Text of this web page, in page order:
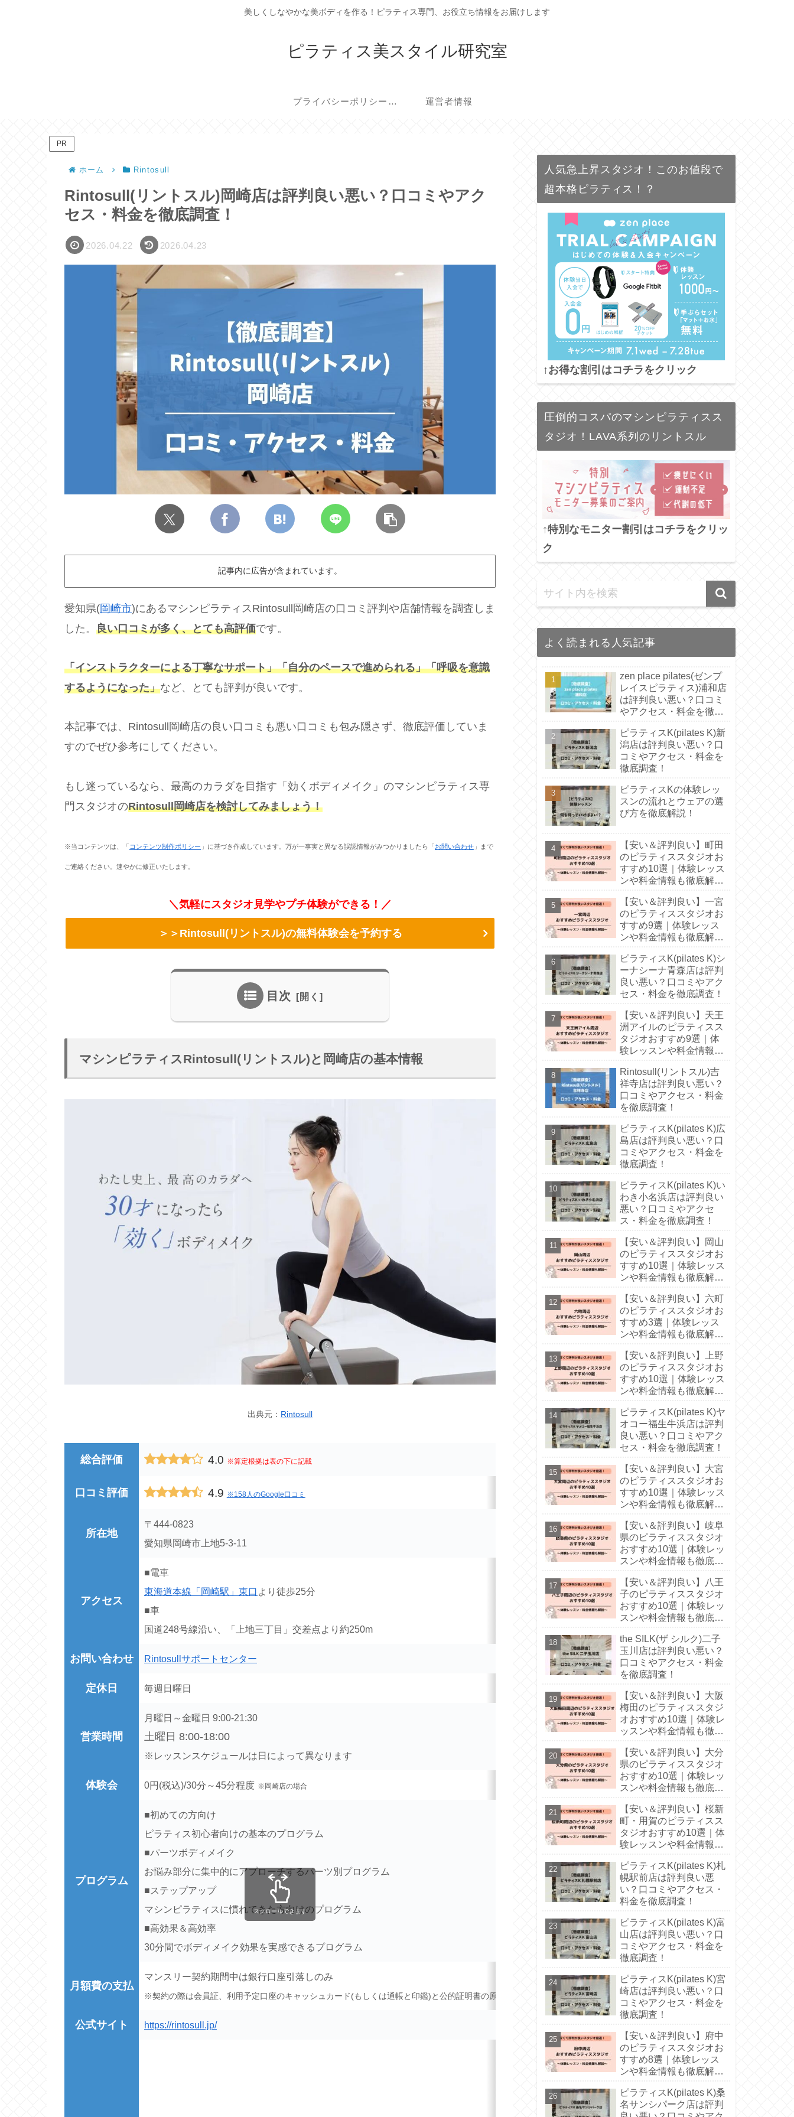
美しくしなやかな美ボディを作る！ピラティス専門、お役立ち情報をお届けします
ピラティス美スタイル研究室
プライバシーポリシー・免責事項 運営者情報
PR
ホーム Rintosull
Rintosull(リントスル)岡崎店は評判良い悪い？口コミやアク
セス・料金を徹底調査！
2026.04.22 2026.04.23
記事内に広告が含まれています。
愛知県(岡崎市)にあるマシンピラティスRintosull岡崎店の口コミ評判や店舗情報を調査しま
した。 良い口コミが多く、とても高評価です。
「インストラクターによる丁寧なサポート」「自分のペースで進められる」「呼吸を意識
するようになった」など、とても評判が良いです。
本記事では、Rintosull岡崎店の良い口コミも悪い口コミも包み隠さず、徹底評価していま
すのでぜひ参考にしてください。
もし迷っているなら、最高のカラダを目指す「効くボディメイク」のマシンピラティス専
門スタジオのRintosull岡崎店を検討してみましょう！
※当コンテンツは、「 コンテンツ制作ポリシー 」に基づき作成しています。万が一事実と異なる誤認情報がみつかりましたら「 お問い合わせ 」まで
ご連絡ください。速やかに修正いたします。
＼気軽にスタジオ見学やプチ体験ができる！／
＞＞Rintosull(リントスル)の無料体験会を予約する
目次
マシンピラティスRintosull(リントスル)と岡崎店の基本情報
出典元： Rintosull
総合評価 4.0 ※算定根拠は表の下に記載
口コミ評価 4.9 ※158人のGoogle口コミ
所在地
〒444-0823
愛知県岡崎市上地5-3-11
アクセス
■電車
東海道本線「岡崎駅」東口 より徒歩25分
■車
国道248号線沿い、「上地三丁目」交差点より約250m
お問い合わせ Rintosullサポートセンター
定休日 毎週日曜日
営業時間
月曜日～金曜日 9:00-21:30
土曜日 8:00-18:00
※レッスンスケジュールは日によって異なります
体験会 0円(税込)/30分～45分程度 ※岡崎店の場合
プログラム
■初めての方向け
ピラティス初心者向けの基本のプログラム
■パーツボディメイク
お悩み部分に集中的にアプローチするパーツ別プログラム
■ステップアップ
マシンピラティスに慣れてきた方向けのプログラム
■高効果＆高効率
30分間でボディメイク効果を実感できるプログラム
月額費の支払
マンスリー契約期間中は銀行口座引落しのみ
※契約の際は会員証、利用予定口座のキャッシュカード(もしくは通帳と印鑑)と公的証明書の原本が必要
公式サイト https://rintosull.jp/
スクロールできます
人気急上昇スタジオ！このお値段で
超本格ピラティス！？
↑お得な割引はコチラをクリック
圧倒的コスパのマシンピラティスス
タジオ！LAVA系列のリントスル
↑特別なモニター割引はコチラをクリッ
ク
よく読まれる人気記事
zen place pilates(ゼンプ
レイスピラティス)浦和店
は評判良い悪い？口コミ
やアクセス・料金を徹底
ピラティスK(pilates K)新
潟店は評判良い悪い？口
コミやアクセス・料金を
徹底調査！
ピラティスKの体験レッ
スンの流れとウェアの選
び方を徹底解説！
【安い＆評判良い】町田
のピラティススタジオお
すすめ10選｜体験レッス
ンや料金情報も徹底解
【安い＆評判良い】一宮
のピラティススタジオお
すすめ9選｜体験レッス
ンや料金情報も徹底解
ピラティスK(pilates K)シ
ーナシーナ青森店は評判
良い悪い？口コミやアク
セス・料金を徹底調査！
【安い＆評判良い】天王
洲アイルのピラティスス
タジオおすすめ9選｜体
験レッスンや料金情報も
Rintosull(リントスル)吉
祥寺店は評判良い悪い？
口コミやアクセス・料金
を徹底調査！
ピラティスK(pilates K)広
島店は評判良い悪い？口
コミやアクセス・料金を
徹底調査！
ピラティスK(pilates K)い
わき小名浜店は評判良い
悪い？口コミやアクセ
ス・料金を徹底調査！
【安い＆評判良い】岡山
のピラティススタジオお
すすめ10選｜体験レッス
ンや料金情報も徹底解
【安い＆評判良い】六町
のピラティススタジオお
すすめ3選｜体験レッス
ンや料金情報も徹底解
【安い＆評判良い】上野
のピラティススタジオお
すすめ10選｜体験レッス
ンや料金情報も徹底解
ピラティスK(pilates K)ヤ
オコー福生牛浜店は評判
良い悪い？口コミやアク
セス・料金を徹底調査！
【安い＆評判良い】大宮
のピラティススタジオお
すすめ10選｜体験レッス
ンや料金情報も徹底解
【安い＆評判良い】岐阜
県のピラティススタジオ
おすすめ10選｜体験レッ
スンや料金情報も徹底解
【安い＆評判良い】八王
子のピラティススタジオ
おすすめ10選｜体験レッ
スンや料金情報も徹底解
the SILK(ザ シルク)二子
玉川店は評判良い悪い？
口コミやアクセス・料金
を徹底調査！
【安い＆評判良い】大阪
梅田のピラティススタジ
オおすすめ10選｜体験レ
ッスンや料金情報も徹底
【安い＆評判良い】大分
県のピラティススタジオ
おすすめ10選｜体験レッ
スンや料金情報も徹底解
【安い＆評判良い】桜新
町・用賀のピラティスス
タジオおすすめ10選｜体
験レッスンや料金情報も
ピラティスK(pilates K)札
幌駅前店は評判良い悪
い？口コミやアクセス・
料金を徹底調査！
ピラティスK(pilates K)富
山店は評判良い悪い？口
コミやアクセス・料金を
徹底調査！
ピラティスK(pilates K)宮
崎店は評判良い悪い？口
コミやアクセス・料金を
徹底調査！
【安い＆評判良い】府中
のピラティススタジオお
すすめ8選｜体験レッス
ンや料金情報も徹底解
ピラティスK(pilates K)桑
名サンシパーク店は評判